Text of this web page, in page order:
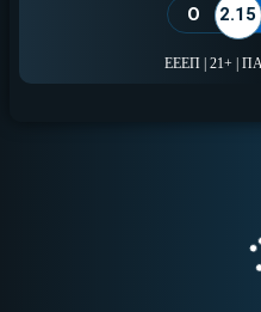
O 2.15
ΕΕΕΠ | 21+ |